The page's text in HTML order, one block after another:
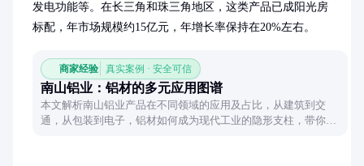
发电功能等。在长三角和珠三角地区，这类产品已成阳光房
标配，年市场规模约15亿元，年增长率保持在20%左右。
商家经验 真实案例 · 安全可信
南山铝业：铝材的多元应用图谱
本文解析南山铝业产品在不同领域的应用及占比，从建筑到交
通，从包装到电子，铝材如何成为现代工业的隐形支柱，带你了